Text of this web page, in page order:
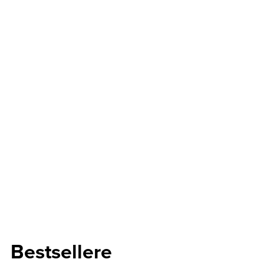
Bestsellere